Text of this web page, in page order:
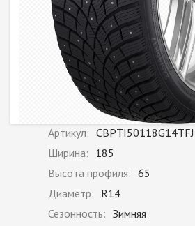
Артикул: CBPTI50118G14TFJ
Ширина: 185
Высота профиля: 65
Диаметр: R14
Сезонность: Зимняя